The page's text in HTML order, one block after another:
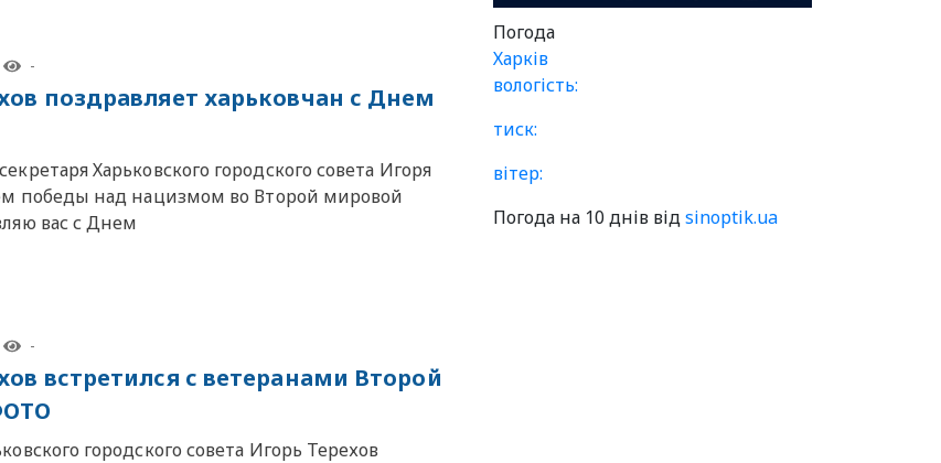
-
поздравляет харьковчан с Днем
Харьковского городского совета Игоря
победы над нацизмом во Второй мировой
вас с Днем
-
встретился с ветеранами Второй
городского совета Игорь Терехов
Погода
Харків
вологість:
тиск:
вітер:
Погода на 10 днів відsinoptik.ua